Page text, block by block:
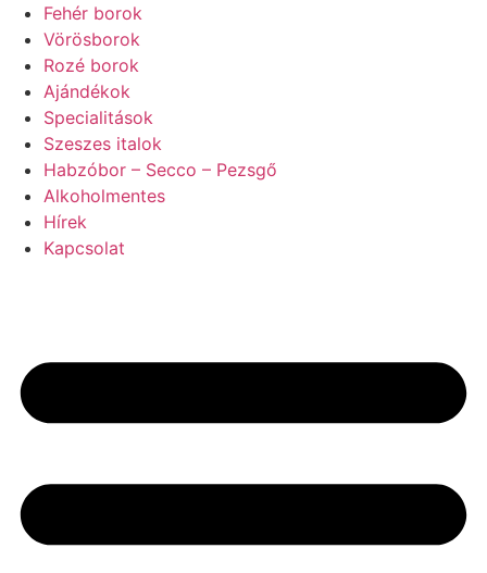
Ugrás
tartalomhoz
Fehér borok
Vörösborok
Rozé borok
Ajándékok
Specialitások
Szeszes italok
Habzóbor – Secco – Pezsgő
Alkoholmentes
Hírek
Kapcsolat